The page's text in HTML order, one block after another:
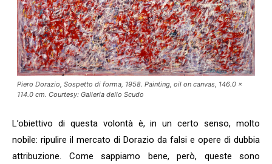
Piero Dorazio, Sospetto di forma, 1958. Painting, oil on canvas, 146.0 ×
114.0 cm. Courtesy: Galleria dello Scudo
L’obiettivo di questa volontà è, in un certo senso, molto
nobile: ripulire il mercato di Dorazio da falsi e opere di dubbia
attribuzione. Come sappiamo bene, però, queste sono